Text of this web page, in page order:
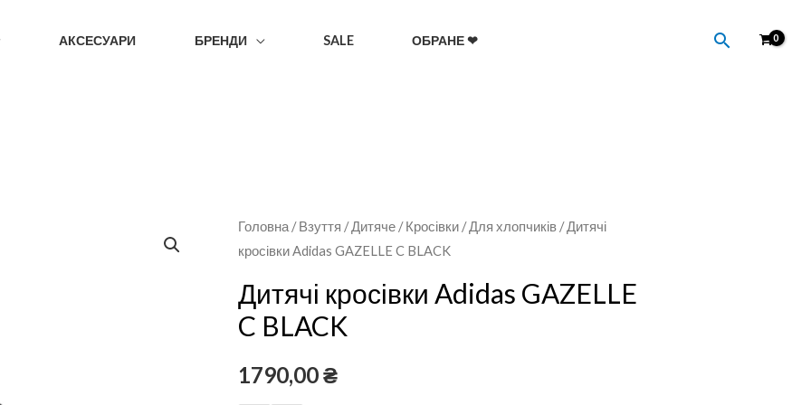
АКСЕСУАРИ БРЕНДИ SALE ОБРАНЕ ❤ Пошук
Головна /Взуття /Дитяче /Кросівки /Для хлопчиків / Дитячі
кросівки Adidas GAZELLE C BLACK
Дитячі кросівки Adidas GAZELLE
C BLACK
1790,00₴